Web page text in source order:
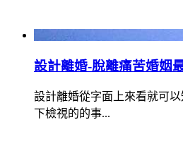
設計離婚-脫離痛苦婚姻
設計離婚從字面上來看就可
下檢視的的事...